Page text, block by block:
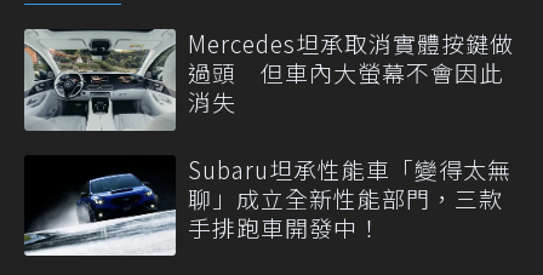
Mercedes坦承取消實體按鍵做
過頭 但車內大螢幕不會因此
消失
Subaru坦承性能車「變得太無
聊」成立全新性能部門，三款
手排跑車開發中！